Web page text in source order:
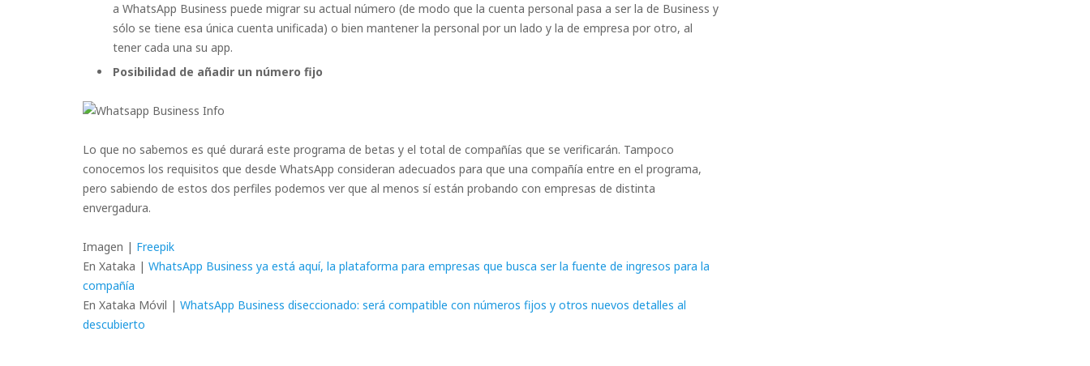
a WhatsApp Business puede migrar su actual número (de modo que la cuenta personal pasa a ser la de Business y
sólo se tiene esa única cuenta unificada) o bien mantener la personal por un lado y la de empresa por otro, al
tener cada una su app.
Posibilidad de añadir un número fijo
Lo que no sabemos es qué durará este programa de betas y el total de compañías que se verificarán. Tampoco
conocemos los requisitos que desde WhatsApp consideran adecuados para que una compañía entre en el programa,
pero sabiendo de estos dos perfiles podemos ver que al menos sí están probando con empresas de distinta
envergadura.
Imagen | Freepik
En Xataka | WhatsApp Business ya está aquí, la plataforma para empresas que busca ser la fuente de ingresos para la
compañía
En Xataka Móvil | WhatsApp Business diseccionado: será compatible con números fijos y otros nuevos detalles al
descubierto